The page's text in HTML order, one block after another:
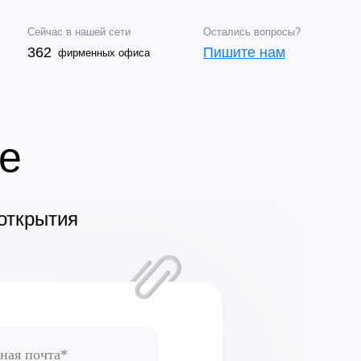
Сейчас в нашей сети
Остались вопросы?
фирменных офиса
362 Пишите нам